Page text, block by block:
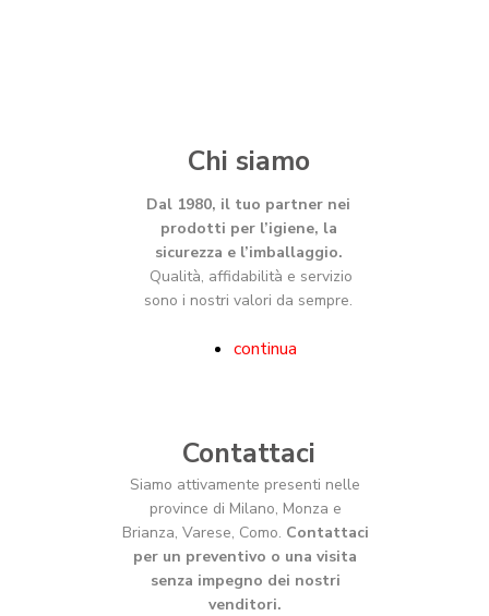
Chi siamo
Contattaci
Siamo attivamente presenti nelle
province di Milano, Monza e
Brianza, Varese, Como. Contattaci
per un preventivo o una visita
senza impegno dei nostri
venditori.
Dal 1980, il tuo partner nei
prodotti per l’igiene, la
sicurezza e l’imballaggio.
Qualità, affidabilità e servizio
sono i nostri valori da sempre.
continua